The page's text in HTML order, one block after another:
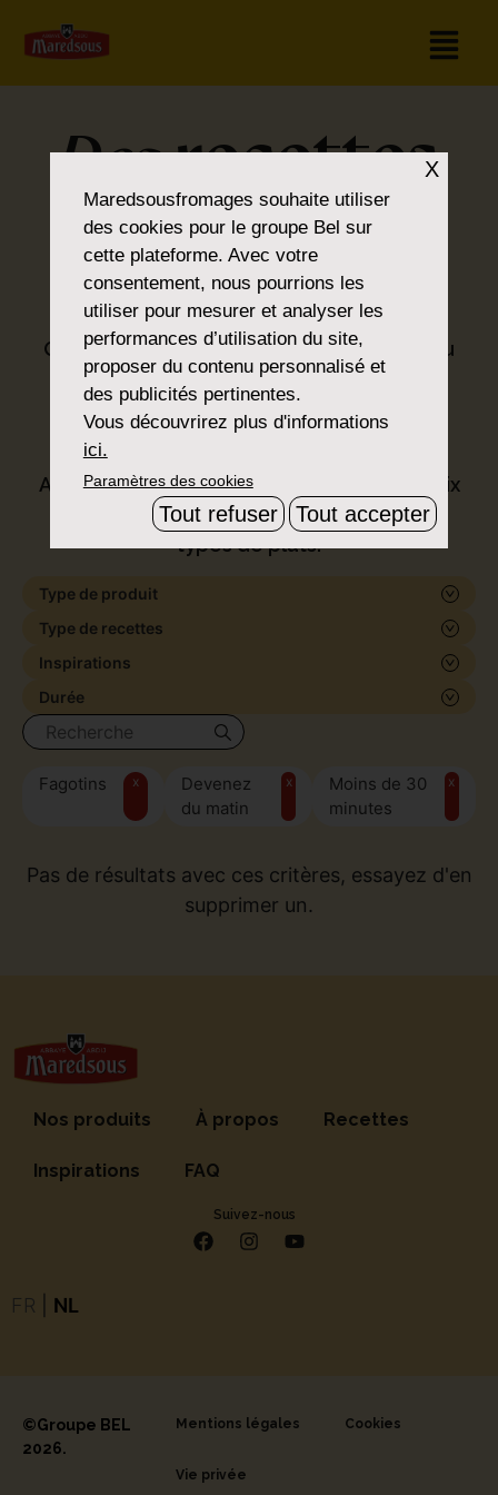
Desrecettes
pour tous les
goûts
Que vous soyez amateur de classiques ou
que vous préfériez la nouveauté, vous
trouverez ce que vous cherchez dans la
gamme Maredsous
®
Avec nos produits, nous proposons un choix
de formes et de saveurs, pour tous les
types de plats.
Type de produit
Type de recettes
Inspirations
Durée
Fagotins x
Devenez
du matin
x
Moins de 30
minutes
x
Pas de résultats avec ces critères, essayez d'en
supprimer un.
Nos produits À propos Recettes
Inspirations FAQ
Suivez-nous
FR NL
©Groupe BEL
2026.
Mentions légales Cookies
Vie privée
X
Maredsousfromages souhaite utiliser
des cookies pour le groupe Bel sur
cette plateforme. Avec votre
consentement, nous pourrions les
utiliser pour mesurer et analyser les
performances d’utilisation du site,
proposer du contenu personnalisé et
des publicités pertinentes.
Vous découvrirez plus d'informations
ici.
Paramètres des cookies
Tout refuser Tout accepter